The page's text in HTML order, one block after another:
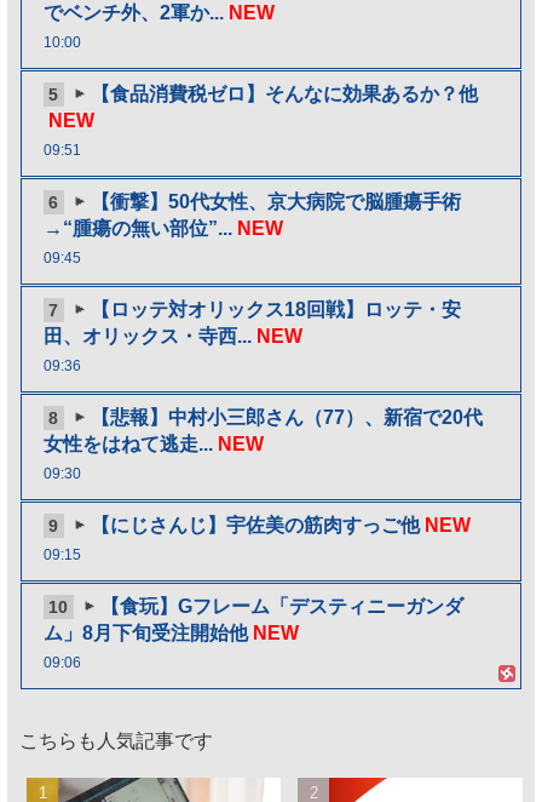
でベンチ外、2軍か... NEW
10:00
5
【食品消費税ゼロ】そんなに効果あるか？他
NEW
09:51
6
【衝撃】50代女性、京大病院で脳腫瘍手術
→“腫瘍の無い部位”... NEW
09:45
7
【ロッテ対オリックス18回戦】ロッテ・安
田、オリックス・寺西... NEW
09:36
8
【悲報】中村小三郎さん（77）、新宿で20代
女性をはねて逃走... NEW
09:30
9 【にじさんじ】宇佐美の筋肉すっご他 NEW
09:15
10
【食玩】Gフレーム「デスティニーガンダ
ム」8月下旬受注開始他 NEW
09:06
こちらも人気記事です